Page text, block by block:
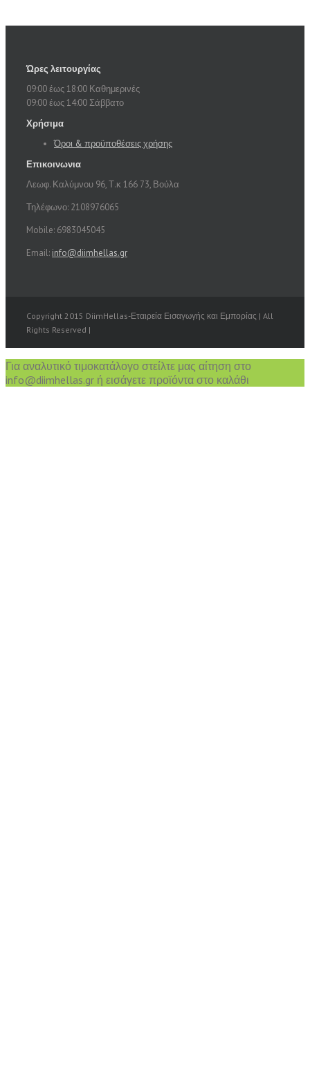
Ώρες λειτουργίας
09:00 έως 18:00 Καθημερινές
09:00 έως 14:00 Σάββατο
Χρήσιμα
Όροι & προϋποθέσεις χρήσης
Επικοινωνια
Λεωφ. Καλύμνου 96, Τ.κ 166 73, Βούλα
Τηλέφωνο: 2108976065
Mobile: 6983045045
Email: info@diimhellas.gr
Copyright 2015 DiimHellas-Εταιρεία Εισαγωγής και Εμπορίας | All
Rights Reserved |
Για αναλυτικό τιμοκατάλογο στείλτε μας αίτηση στο
info@diimhellas.gr ή εισάγετε προϊόντα στο καλάθι